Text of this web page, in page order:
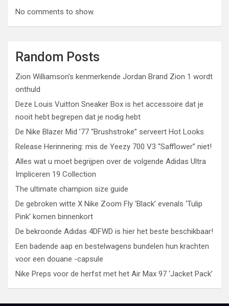
No comments to show.
Random Posts
Zion Williamson’s kenmerkende Jordan Brand Zion 1 wordt
onthuld
Deze Louis Vuitton Sneaker Box is het accessoire dat je
nooit hebt begrepen dat je nodig hebt
De Nike Blazer Mid ’77 “Brushstroke” serveert Hot Looks
Release Herinnering: mis de Yeezy 700 V3 “Safflower” niet!
Alles wat u moet begrijpen over de volgende Adidas Ultra
Impliceren 19 Collection
The ultimate champion size guide
De gebroken witte X Nike Zoom Fly ‘Black’ evenals ‘Tulip
Pink’ komen binnenkort
De bekroonde Adidas 4DFWD is hier het beste beschikbaar!
Een badende aap en bestelwagens bundelen hun krachten
voor een douane -capsule
Nike Preps voor de herfst met het Air Max 97 ‘Jacket Pack’